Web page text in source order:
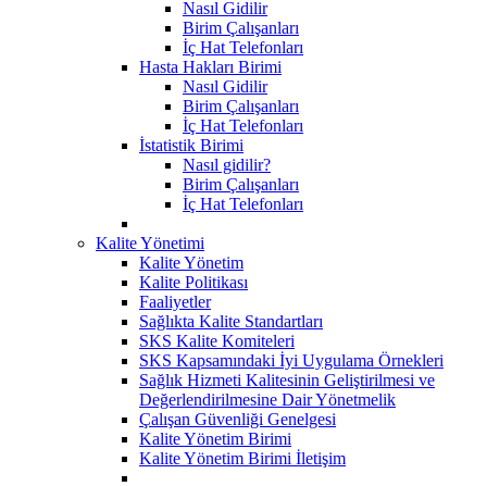
Nasıl Gidilir
Birim Çalışanları
İç Hat Telefonları
Hasta Hakları Birimi
Nasıl Gidilir
Birim Çalışanları
İç Hat Telefonları
İstatistik Birimi
Nasıl gidilir?
Birim Çalışanları
İç Hat Telefonları
Kalite Yönetimi
Kalite Yönetim
Kalite Politikası
Faaliyetler
Sağlıkta Kalite Standartları
SKS Kalite Komiteleri
SKS Kapsamındaki İyi Uygulama Örnekleri
Sağlık Hizmeti Kalitesinin Geliştirilmesi ve
Değerlendirilmesine Dair Yönetmelik
Çalışan Güvenliği Genelgesi
Kalite Yönetim Birimi
Kalite Yönetim Birimi İletişim